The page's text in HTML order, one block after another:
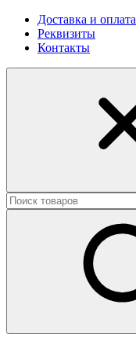
Доставка и оплата
Реквизиты
Контакты